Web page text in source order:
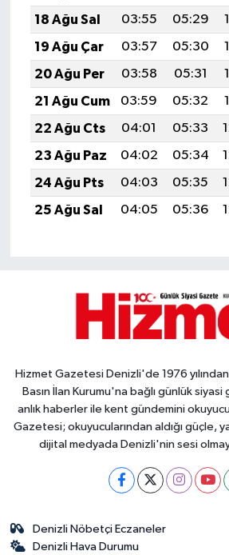
18 Ağu Sal
03:55 05:29
19 Ağu Çar
03:57 05:30
20 Ağu Per
03:58 05:31
21 Ağu Cum
03:59 05:32
22 Ağu Cts
04:01 05:33
23 Ağu Paz
04:02 05:34
24 Ağu Pts
04:03 05:35
25 Ağu Sal
04:05 05:36
Hizmet Gazetesi Denizli'de 1976
Basın İlan Kurumu'na bağlı günlük
anlık haberler ile kent gündemini
Gazetesi; okuyucularından aldığı güçle,
dijital medyada Denizli'nin sesi
Denizli Nöbetçi Eczaneler
Denizli Hava Durumu